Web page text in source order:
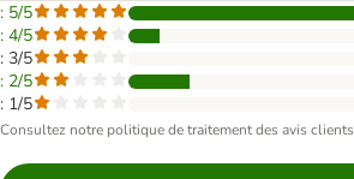
: 5/5
: 4/5
: 3/5
: 2/5
: 1/5
Consultez notre politique de traitement des avis clients